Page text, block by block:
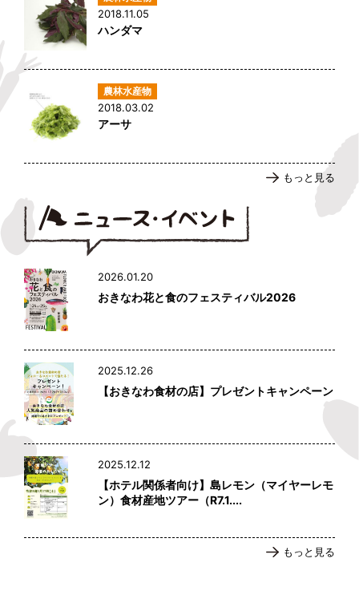
2018.11.05
ハンダマ
2018.03.02
アーサ
もっと見る
2026.01.20
おきなわ花と食のフェスティバル2026
2025.12.26
【おきなわ食材の店】プレゼントキャンペーン
2025.12.12
【ホテル関係者向け】島レモン（マイヤーレモ
ン）食材産地ツアー（R7.1....
もっと見る